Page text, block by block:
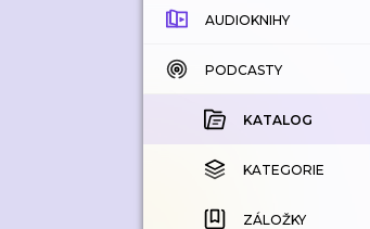
AUDIOKNIHY
KATALOG
KOUPENÉ
KATEGORIE
ZÁLOŽKY
PODCASTY
KATALOG
KATEGORIE
ZÁLOŽKY